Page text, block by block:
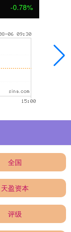
-0.78%
全国
天盈资本
评级